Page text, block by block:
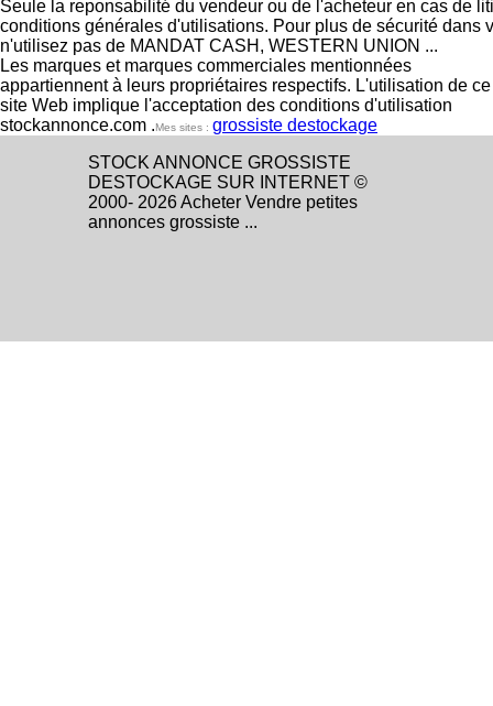
Seule la reponsabilité du vendeur ou de l'acheteur en cas de
conditions générales d'utilisations. Pour plus de sécurité dans
n'utilisez pas de MANDAT CASH, WESTERN UNION ...
Les marques et marques commerciales mentionnées
appartiennent à leurs propriétaires respectifs. L'utilisation de ce
site Web implique l'acceptation des conditions d'utilisation
stockannonce.com .Mes sites : grossiste destockage
STOCK ANNONCE GROSSISTE
DESTOCKAGE SUR INTERNET ©
2000- 2026 Acheter Vendre petites
annonces grossiste ...